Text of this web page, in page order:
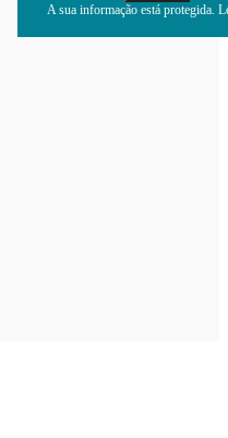
A sua informação está protegida.